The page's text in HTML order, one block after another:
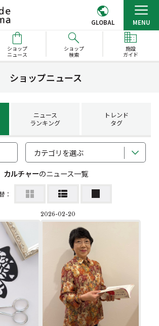
GLOBAL MENU
ショップ
ニュース
ショップ
検索
施設
ガイド
ショップニュース
ニュース
ランキング
トレンド
タグ
カテゴリを選ぶ
カルチャーのニュース一覧
：
2026-02-20